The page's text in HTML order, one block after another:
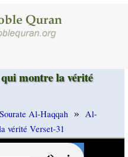
montre la vérité
Sourate Al-Haqqah » Al-
vérité Verset-31